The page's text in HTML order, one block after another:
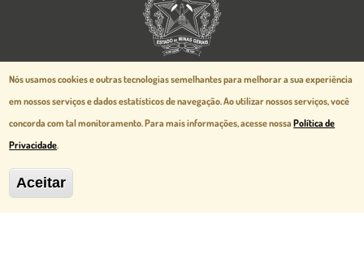
Aspectos legais e responsabilidades
Política de Privacidade
Mapa do Site
Nós usamos cookies e outras tecnologias semelhantes para melhorar a sua experiência
em nossos serviços e dados estatísticos de navegação.Ao utilizar nossos serviços, você
concorda com tal monitoramento. Para mais informações, acesse nossaPolítica de
Privacidade.
Aceitar